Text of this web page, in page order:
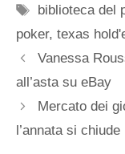
Tag
biblioteca del
poker, texas
Vanessa
all’asta su eBay
Mercato dei
l’annata si